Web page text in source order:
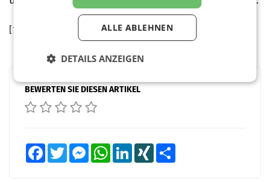
[1] Quelle: Nielsen KW 1-52/2023
BEWERTEN SIE DIESEN ARTIKEL
FacebookTwitter MessengerWhatsAppLinkedInXING
ALLE ABLEHNEN
DETAILS ANZEIGEN